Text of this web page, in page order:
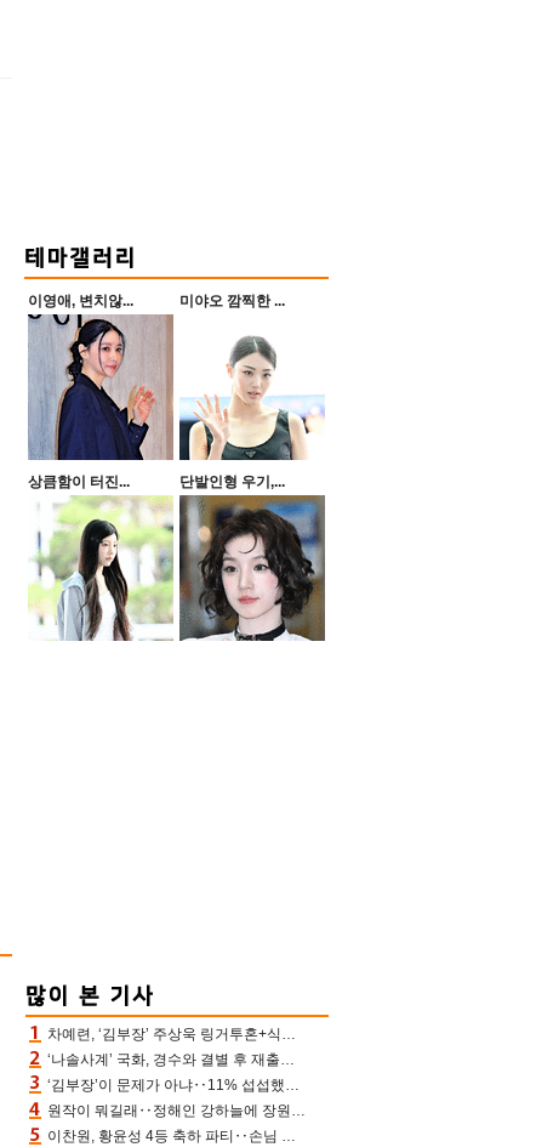
이영애, 변치않... 미야오 깜찍한 ...
상큼함이 터진... 단발인형 우기,...
차예련, ‘김부장’ 주상욱 링거투혼+식스팩 비화 “옷 벗는데 아저씨는 안 된다고”(차장금)
‘나솔사계’ 국화, 경수와 결별 후 재출연…첫인상 3표 몰표
‘김부장’이 문제가 아냐‥11% 섭섭했던 ‘재벌X형사2’ 돈·빽 총동원해 컴백 [TV보고서]
원작이 뭐길래‥정해인 강하늘에 장원영까지 참여한 이 영화
이찬원, 황윤성 4등 축하 파티‥손님 모으려 블랙핑크 지수와 친한 척(편스토랑)[어제TV]